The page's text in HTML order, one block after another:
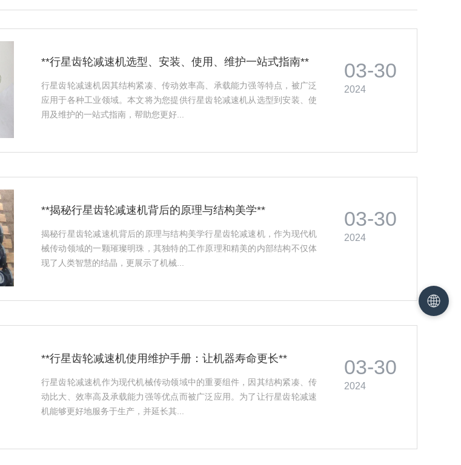
03-30
2024
**行星齿轮减速机选型、安装、使用、维护一站式指南**
行星齿轮减速机因其结构紧凑、传动效率高、承载能力强等特点，被广泛
应用于各种工业领域。本文将为您提供行星齿轮减速机从选型到安装、使
用及维护的一站式指南，帮助您更好...
03-30
2024
**揭秘行星齿轮减速机背后的原理与结构美学**
揭秘行星齿轮减速机背后的原理与结构美学行星齿轮减速机，作为现代机
械传动领域的一颗璀璨明珠，其独特的工作原理和精美的内部结构不仅体
现了人类智慧的结晶，更展示了机械...
03-30
2024
**行星齿轮减速机使用维护手册：让机器寿命更长**
行星齿轮减速机作为现代机械传动领域中的重要组件，因其结构紧凑、传
动比大、效率高及承载能力强等优点而被广泛应用。为了让行星齿轮减速
机能够更好地服务于生产，并延长其...